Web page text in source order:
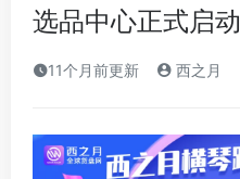
选品中心正式启动
11个月前更新 西之月